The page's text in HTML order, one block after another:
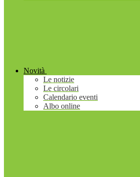
Novità
Le notizie
Le circolari
Calendario eventi
Albo online